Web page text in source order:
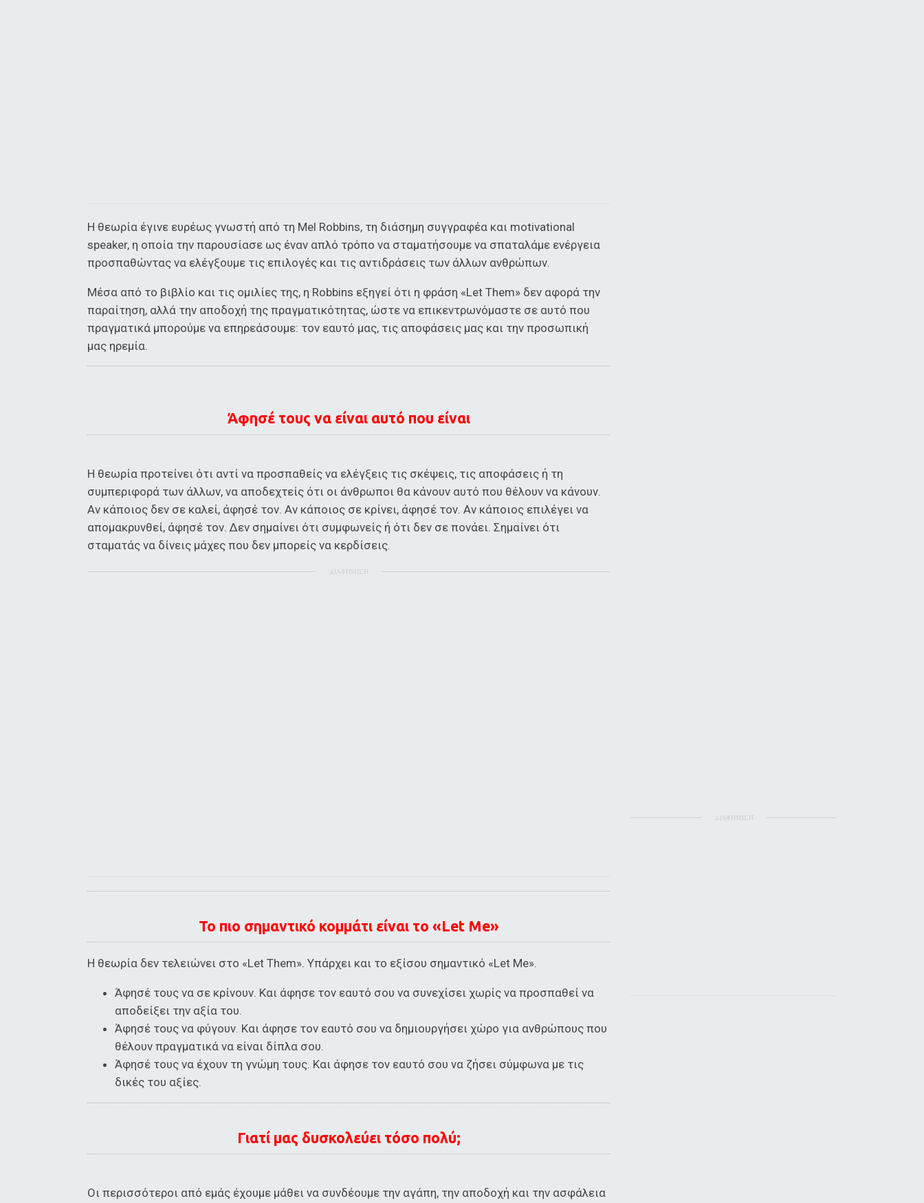
Η θεωρία έγινε ευρέως γνωστή από τη Mel Robbins, τη διάσημη συγγραφέα και motivational
speaker, η οποία την παρουσίασε ως έναν απλό τρόπο να σταματήσουμε να σπαταλάμε ενέργεια
προσπαθώντας να ελέγξουμε τις επιλογές και τις αντιδράσεις των άλλων ανθρώπων.
Μέσα από το βιβλίο και τις ομιλίες της, η Robbins εξηγεί ότι η φράση «Let Them» δεν αφορά την
παραίτηση, αλλά την αποδοχή της πραγματικότητας, ώστε να επικεντρωνόμαστε σε αυτό που
πραγματικά μπορούμε να επηρεάσουμε: τον εαυτό μας, τις αποφάσεις μας και την προσωπική
μας ηρεμία.
Άφησέ τους να είναι αυτό που είναι
Η θεωρία προτείνει ότι αντί να προσπαθείς να ελέγξεις τις σκέψεις, τις αποφάσεις ή τη
συμπεριφορά των άλλων, να αποδεχτείς ότι οι άνθρωποι θα κάνουν αυτό που θέλουν να κάνουν.
Αν κάποιος δεν σε καλεί, άφησέ τον. Αν κάποιος σε κρίνει, άφησέ τον. Αν κάποιος επιλέγει να
απομακρυνθεί, άφησέ τον. Δεν σημαίνει ότι συμφωνείς ή ότι δεν σε πονάει. Σημαίνει ότι
σταματάς να δίνεις μάχες που δεν μπορείς να κερδίσεις.
ΔΙΑΦΗΜΙΣΗ
Το πιο σημαντικό κομμάτι είναι το «Let Me»
Η θεωρία δεν τελειώνει στο «Let Them». Υπάρχει και το εξίσου σημαντικό «Let Me».
Άφησέ τους να σε κρίνουν. Και άφησε τον εαυτό σου να συνεχίσει χωρίς να προσπαθεί να
αποδείξει την αξία του.
Άφησέ τους να φύγουν. Και άφησε τον εαυτό σου να δημιουργήσει χώρο για ανθρώπους που
θέλουν πραγματικά να είναι δίπλα σου.
Άφησέ τους να έχουν τη γνώμη τους. Και άφησε τον εαυτό σου να ζήσει σύμφωνα με τις
δικές του αξίες.
Γιατί μας δυσκολεύει τόσο πολύ;
Οι περισσότεροι από εμάς έχουμε μάθει να συνδέουμε την αγάπη, την αποδοχή και την ασφάλεια
ΔΙΑΦΗΜΙΣΗ